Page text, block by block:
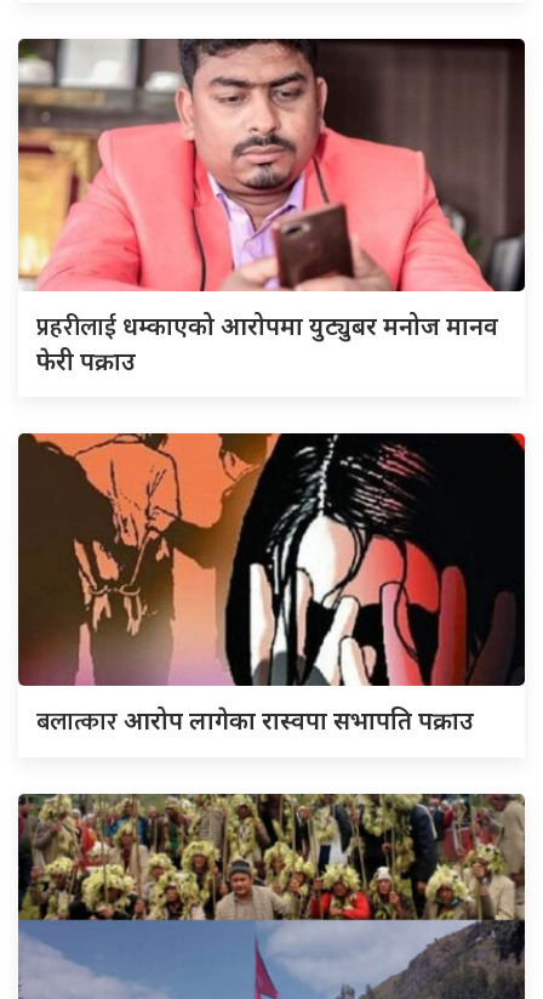
प्रहरीलाई धम्काएको आरोपमा युट्युबर मनोज मानव
फेरी पक्राउ
बलात्कारआरोप लागेका रास्वपा सभापति पक्राउ